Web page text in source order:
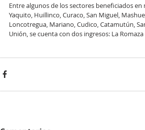
Entre algunos de los sectores beneficiados
Yaquito, Huillinco, Curaco, San Miguel,
Loncotregua, Mariano, Cudico, Catamutún,
Unión, se cuenta con dos ingresos: La